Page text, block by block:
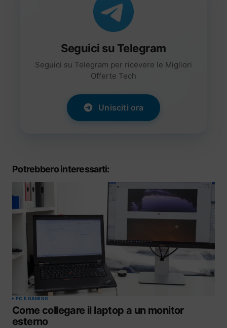
Seguici su Telegram
Seguici su Telegram per ricevere le Migliori
Offerte Tech
Unisciti ora
Potrebbero interessarti:
PC E GAMING
Come collegare il laptop a un monitor
esterno